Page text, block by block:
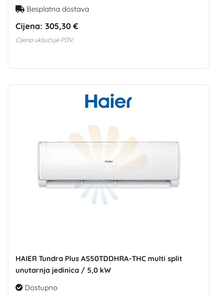
Besplatna dostava
Cijena: 305,30 €
Cijena uključuje PDV.
HAIER Tundra Plus AS50TDDHRA-THC multi split
unutarnja jedinica / 5,0 kW
Dostupno